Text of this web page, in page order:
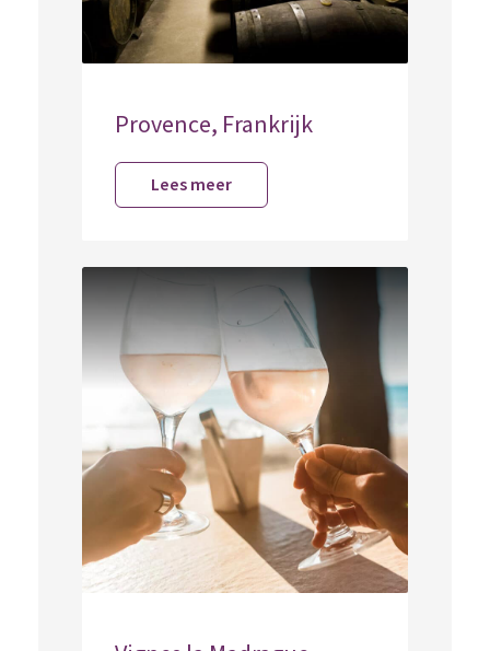
Provence, Frankrijk
Lees meer